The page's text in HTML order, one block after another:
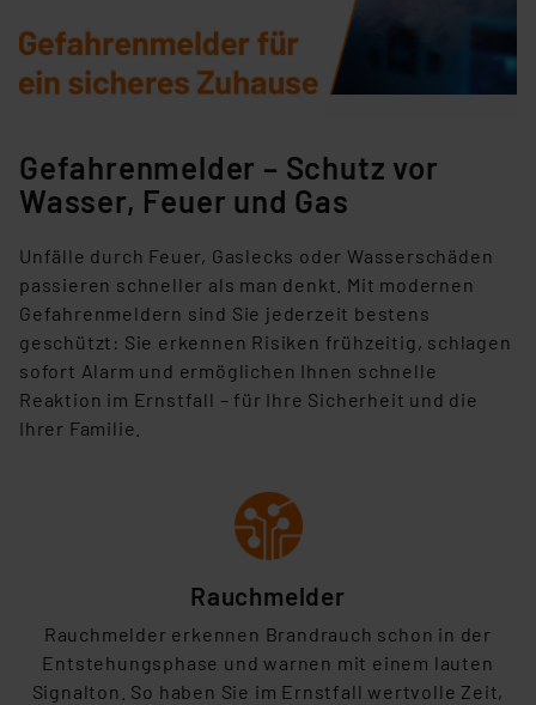
Gefahrenmelder – Schutz vor
Wasser, Feuer und Gas
Unfälle durch Feuer, Gaslecks oder Wasserschäden
passieren schneller als man denkt. Mit modernen
Gefahrenmeldern sind Sie jederzeit bestens
geschützt: Sie erkennen Risiken frühzeitig, schlagen
sofort Alarm und ermöglichen Ihnen schnelle
Reaktion im Ernstfall – für Ihre Sicherheit und die
Ihrer Familie.
Rauchmelder
Rauchmelder erkennen Brandrauch schon in der
Entstehungsphase und warnen mit einem lauten
Signalton. So haben Sie im Ernstfall wertvolle Zeit,